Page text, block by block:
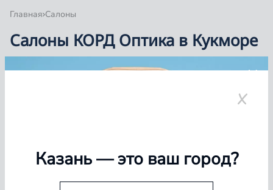
Главная Салоны
Салоны КОРД Оптика в Кукморе
Группа компаний «Корд Оптика» - это более 100
Казань— это ваш город?